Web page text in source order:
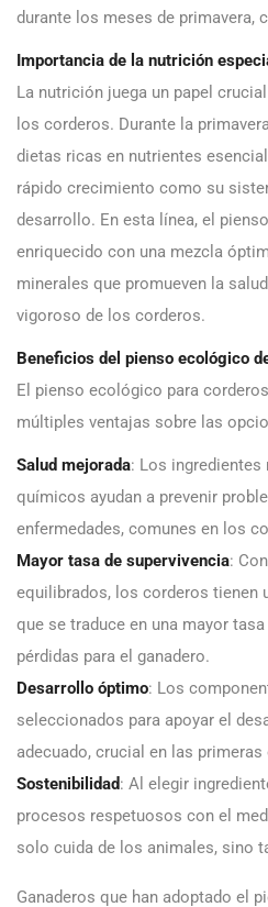
durante los meses de primavera,
Importancia de la nutrición
La nutrición juega un papel
los corderos. Durante la
dietas ricas en nutrientes
rápido crecimiento como su
desarrollo. En esta línea, el
enriquecido con una mezcla
minerales que promueven la
vigoroso de los corderos.
Beneficios del pienso ecológico
El pienso ecológico para
múltiples ventajas sobre las
Salud mejorada: Los ingredientes
químicos ayudan a prevenir
enfermedades, comunes en los
Mayor tasa de supervivencia:
equilibrados, los corderos tienen
que se traduce en una mayor
pérdidas para el ganadero.
Desarrollo óptimo: Los
seleccionados para apoyar el
adecuado, crucial en las
Sostenibilidad: Al elegir
procesos respetuosos con el
solo cuida de los animales, sino
Ganaderos que han adoptado el